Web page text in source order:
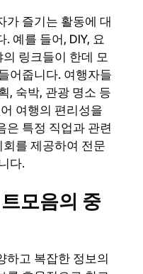
가 즐기는 활동에 대
예를 들어, DIY, 요
링크들이 한데 모
어줍니다. 여행자들
, 숙박, 관광 명소 등
여행의 편리성을
은 특정 직업과 관련
를 제공하여 전문
다.
모음의 중
하고 복잡한 정보의